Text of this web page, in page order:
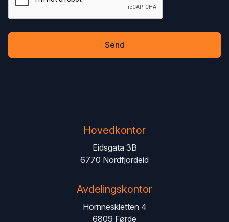
Send
Hovedkontor
Eidsgata 3B
6770 Nordfjordeid
Avdelingskontor
Hornneskletten 4
6809 Førde